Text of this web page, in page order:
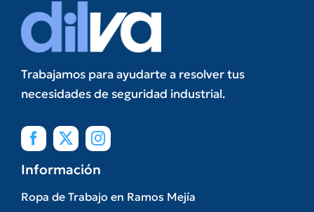
Trabajamos para ayudarte a resolver tus
necesidades de seguridad industrial.
Información
Ropa de Trabajo en Ramos Mejía